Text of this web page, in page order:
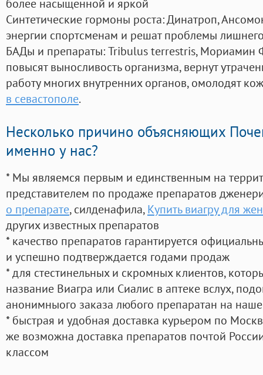
более насыщенной и яркой
Синтетические гормоны роста: Динатроп,
энергии спортсменам и решат проблемы
БАДы и препараты:Tribulus terrestris, Мориамин
повысят выносливость организма, вернут
работу многих внутренних органов, омолодят
в севастополе.
Несколько причино объясняющих
именно у нас?
* Мы являемся первым и единственным на
представителем по продаже препаратов
о препарате, силденафила, Купить виагру для
других известных препаратов
* качество препаратов гарантируется
и успешно подтверждается годами продаж
* для стестинельных и скромных клиентов,
название Виагра или Сиалис в аптеке вслух,
анонимныого заказа любого препаратан на
* быстрая и удобная доставка курьером по
же возможна доставка препаратов почтой
классом